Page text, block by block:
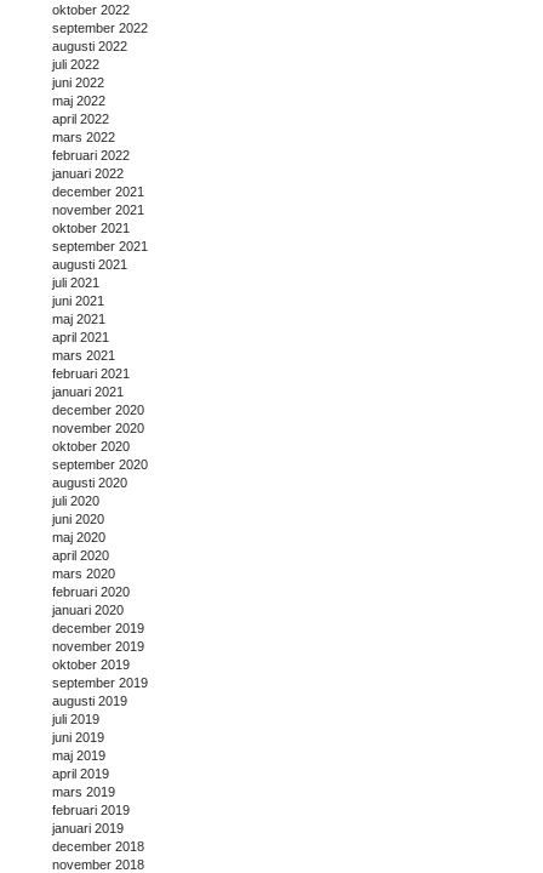
oktober 2022
september 2022
augusti 2022
juli 2022
juni 2022
maj 2022
april 2022
mars 2022
februari 2022
januari 2022
december 2021
november 2021
oktober 2021
september 2021
augusti 2021
juli 2021
juni 2021
maj 2021
april 2021
mars 2021
februari 2021
januari 2021
december 2020
november 2020
oktober 2020
september 2020
augusti 2020
juli 2020
juni 2020
maj 2020
april 2020
mars 2020
februari 2020
januari 2020
december 2019
november 2019
oktober 2019
september 2019
augusti 2019
juli 2019
juni 2019
maj 2019
april 2019
mars 2019
februari 2019
januari 2019
december 2018
november 2018